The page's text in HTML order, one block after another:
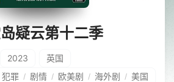
疑云第十二季
2023
英国
犯罪 / 剧情 / 欧美剧 / 海外剧 / 美国